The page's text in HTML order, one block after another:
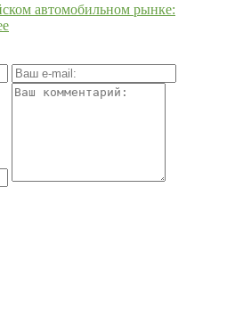
автомобильном рынке: